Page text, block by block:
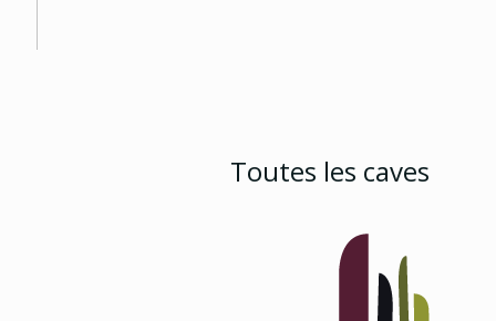
Toutes les caves